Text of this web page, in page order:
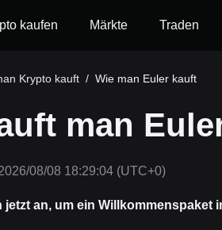
kaufen Märkte Traden
Krypto kauft / Wie man Euler kauft
man
08/08 18:29:04 (UTC+0)
jetzt an, um ein Willkommenspaket